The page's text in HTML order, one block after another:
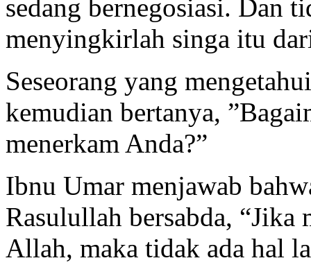
sedang bernegosiasi. Dan
menyingkirlah singa itu
Seseorang yang
kemudian bertanya,
menerkam Anda?”
Ibnu Umar menjawab
Rasulullah bersabda, “Jika
Allah, maka tidak ada hal